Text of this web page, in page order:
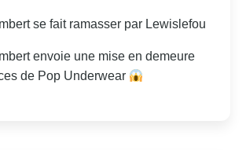
se fait ramasser par Lewislefou
envoie une mise en demeure
de Pop Underwear